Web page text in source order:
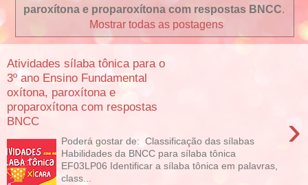
paroxítona e proparoxítona com respostas BNCC.
Mostrar todas as postagens
Atividades sílaba tônica para o
3º ano Ensino Fundamental
oxítona, paroxítona e
proparoxítona com respostas
BNCC
›
Poderá gostar de: Classificação das sílabas
Habilidades da BNCC para sílaba tônica
EF03LP06 Identificar a sílaba tônica em palavras,
class...